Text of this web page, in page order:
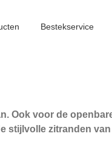
Bestekservice
Ook voor de
stijlvolle zitranden